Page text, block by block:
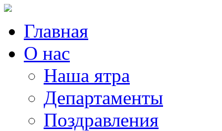
Главная
О нас
Наша ятра
Департаменты
Поздравления